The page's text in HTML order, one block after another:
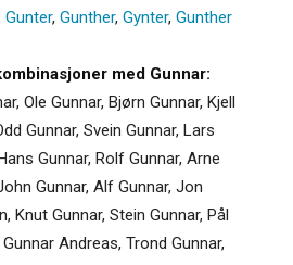
Gunter, Gunther, Gynter, Gunther
med Gunnar:
Ole Gunnar, Bjørn Gunnar, Kjell
Gunnar, Svein Gunnar, Lars
Gunnar, Rolf Gunnar, Arne
Gunnar, Alf Gunnar, Jon
Knut Gunnar, Stein Gunnar, Pål
Andreas, Trond Gunnar,